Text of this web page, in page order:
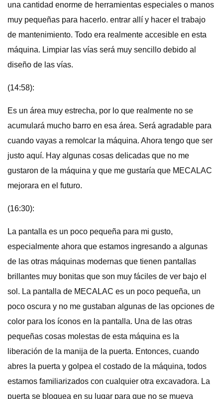
una cantidad enorme de herramientas especiales o manos
muy pequeñas para hacerlo. entrar allí y hacer el trabajo
de mantenimiento. Todo era realmente accesible en esta
máquina. Limpiar las vías será muy sencillo debido al
diseño de las vías.
(14:58):
Es un área muy estrecha, por lo que realmente no se
acumulará mucho barro en esa área. Será agradable para
cuando vayas a remolcar la máquina. Ahora tengo que ser
justo aquí. Hay algunas cosas delicadas que no me
gustaron de la máquina y que me gustaría que MECALAC
mejorara en el futuro.
(16:30):
La pantalla es un poco pequeña para mi gusto,
especialmente ahora que estamos ingresando a algunas
de las otras máquinas modernas que tienen pantallas
brillantes muy bonitas que son muy fáciles de ver bajo el
sol. La pantalla de MECALAC es un poco pequeña, un
poco oscura y no me gustaban algunas de las opciones de
color para los íconos en la pantalla. Una de las otras
pequeñas cosas molestas de esta máquina es la
liberación de la manija de la puerta. Entonces, cuando
abres la puerta y golpea el costado de la máquina, todos
estamos familiarizados con cualquier otra excavadora. La
puerta se bloquea en su lugar para que no se mueva